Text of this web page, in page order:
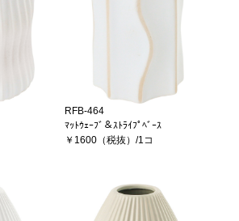
RFB-464
ﾏｯﾄｳｪｰﾌﾞ＆ｽﾄﾗｲﾌﾟﾍﾞｰｽ
￥1600（税抜）/1コ